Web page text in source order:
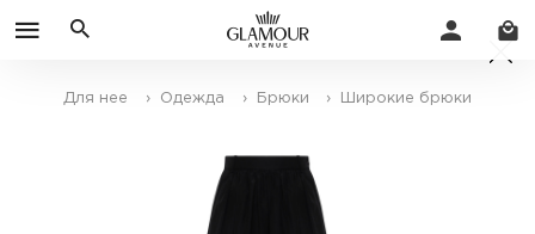
Для нее › Одежда › Брюки › Широкие брюки